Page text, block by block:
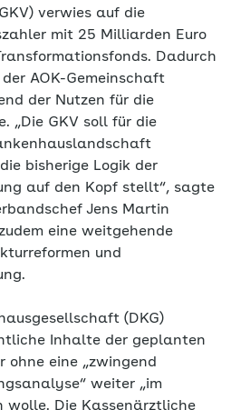
verwies auf die
mit 25 Milliarden Euro
Dadurch
AOK-Gemeinschaft
der Nutzen für die
„Die GKV soll für die
bisherige Logik der
auf den Kopf stellt“, sagte
Jens Martin
eine weitgehende
und
(DKG)
Inhalte der geplanten
ohne eine „zwingend
weiter „im
wolle. Die Kassenärztliche